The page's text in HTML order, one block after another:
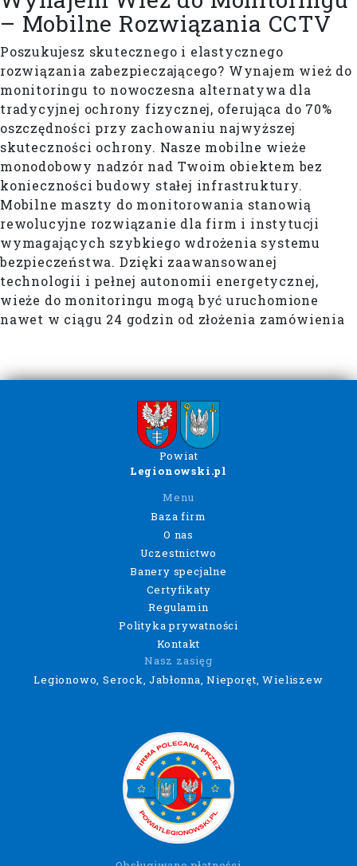
– Mobilne Rozwiązania CCTV
Poszukujesz skutecznego i elastycznego
rozwiązania zabezpieczającego? Wynajem wież do
monitoringu to nowoczesna alternatywa dla
tradycyjnej ochrony fizycznej, oferująca do 70%
oszczędności przy zachowaniu najwyższej
skuteczności ochrony. Nasze mobilne wieże
monodobowy nadzór nad Twoim obiektem bez
konieczności budowy stałej infrastruktury.
Mobilne maszty do monitorowania stanowią
rewolucyjne rozwiązanie dla firm i instytucji
wymagających szybkiego wdrożenia systemu
bezpieczeństwa. Dzięki zaawansowanej
technologii i pełnej autonomii energetycznej,
wieże do monitoringu mogą być uruchomione
nawet w ciągu 24 godzin od złożenia zamówienia
Powiat
Legionowski.pl
Menu
Baza firm
O nas
Uczestnictwo
Banery specjalne
Certyfikaty
Regulamin
Polityka prywatności
Kontakt
Nasz zasięg
Legionowo, Serock, Jabłonna, Nieporęt, Wieliszew